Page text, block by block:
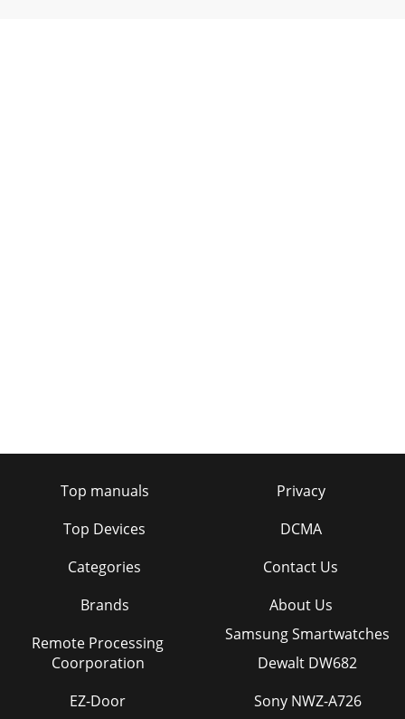
Top manuals
Top Devices
Categories
Brands
Privacy
DCMA
Contact Us
About Us
Remote Processing
Coorporation
EZ-Door
Samsung Smartwatches
Dewalt DW682
Sony NWZ-A726